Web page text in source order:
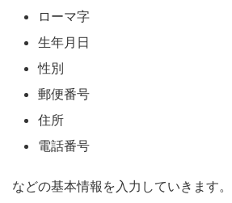
ローマ字
生年月日
性別
郵便番号
住所
電話番号
などの基本情報を入力していきます。